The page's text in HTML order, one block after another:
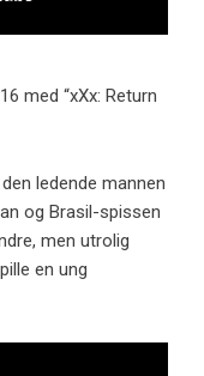
med “xXx: Return
ledende mannen
og Brasil-spissen
men utrolig
en ung